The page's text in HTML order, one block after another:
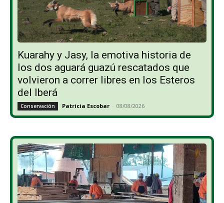
Kuarahy y Jasy, la emotiva historia de
los dos aguará guazú rescatados que
volvieron a correr libres en los Esteros
del Iberá
Conservación Patricia Escobar - 08/08/2026